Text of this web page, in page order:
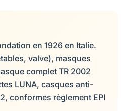
en 1926 en Italie.
valve), masques
complet TR 2002
LUNA, casques anti-
conformes règlement EPI